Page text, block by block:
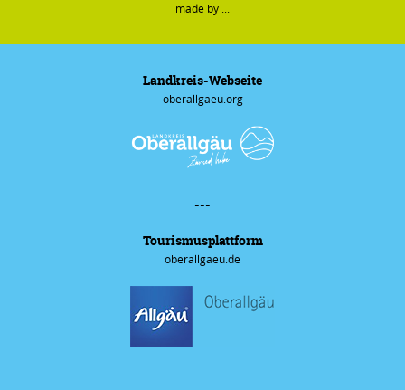
made by ...
Landkreis-Webseite
oberallgaeu.org
---
Tourismus­plattform
oberallgaeu.de